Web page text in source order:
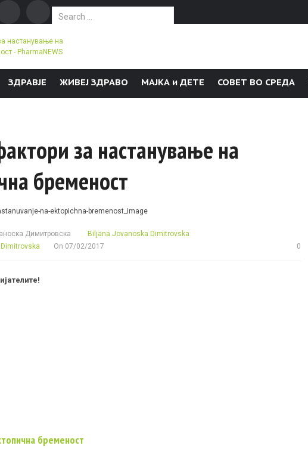
Search for:
ЗДРАВЈЕ ЖИВЕЈ ЗДРАВО МАЈКА и ДЕТЕ СОВЕТ ВО СРЕДА
за настанување на
бременост
Димитровска
Biljana Jovanoska Dimitrovska
On 07/02/2017 0
бременост